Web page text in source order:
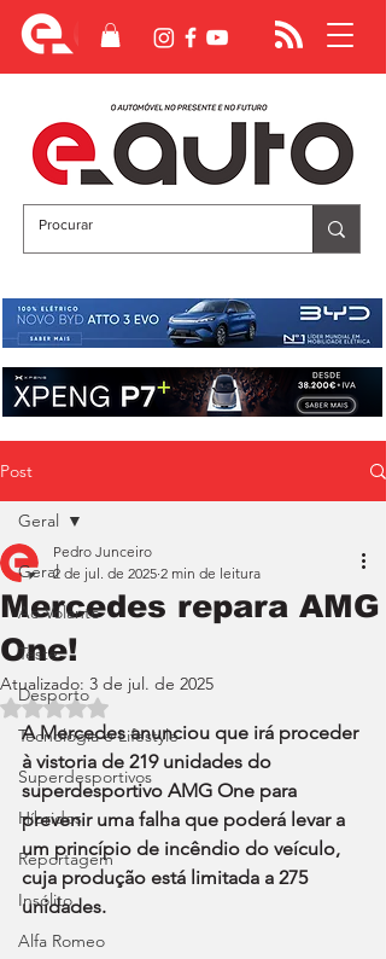
Post
Geral
Ao Volante
Teste
Desporto
Tecnologia e Lifestyle
Superdesportivos
Híbridos
Reportagem
Insólito
Alfa Romeo
Geral
Mercedes repara AMG
One!
Pedro Junceiro
2 de jul. de 2025 2 min de leitura
Atualizado: 3 de jul. de 2025
Avaliado com NaN de 5 estrelas.
A Mercedes anunciou que irá proceder
à vistoria de 219 unidades do
superdesportivo AMG One para
prevenir uma falha que poderá levar a
um princípio de incêndio do veículo,
cuja produção está limitada a 275
unidades.